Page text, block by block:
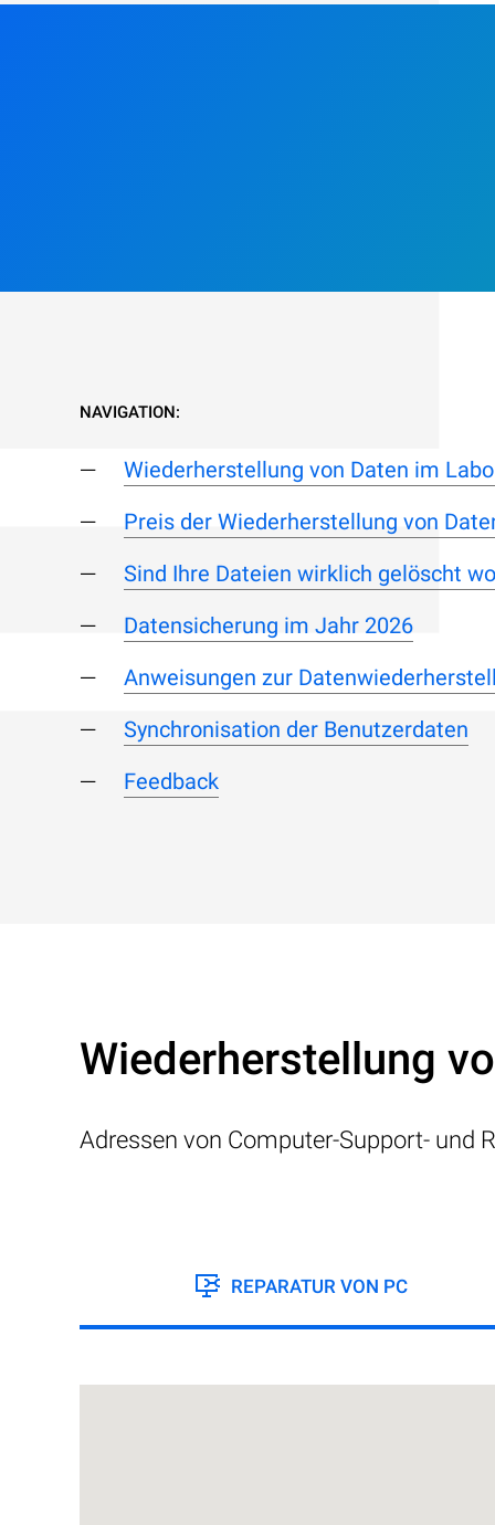
NAVIGATION:
Wiederherstellung von Daten im
Preis der Wiederherstellung von
Sind Ihre Dateien wirklich gelöscht
Datensicherung im Jahr 2026
Anweisungen zur
Synchronisation der Benutzerdaten
Feedback
Wiederherstellung
Adressen von Computer-Support- und
REPARATUR VON PC